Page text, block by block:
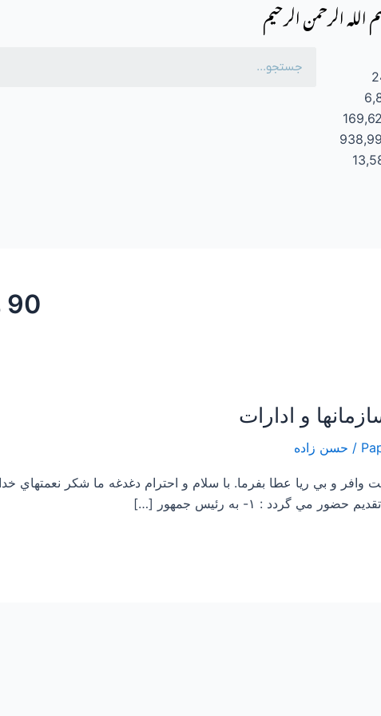
الله الرحمن الرحیم
90 هزار تومان
/ حسن زاده
و بي ريا عطا بفرما. با سلام و احترام دغدغه ما شكر نعمتهاي
: ۱- به رئيس جمهور […]